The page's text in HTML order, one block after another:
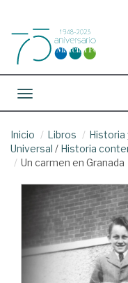
Toggle navigation
Inicio Libros Historia
Universal / Historia
Un carmen en Granada